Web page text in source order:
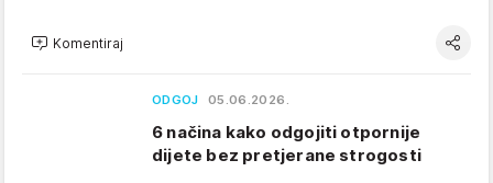
Komentiraj
ODGOJ 05.06.2026.
6 načina kako odgojiti otpornije
dijete bez pretjerane strogosti